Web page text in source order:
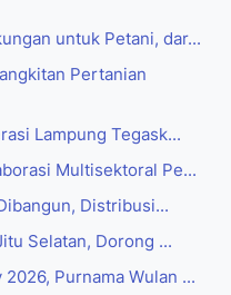
untuk Petani, dar...
Pertanian
Lampung Tegask...
Multisektoral Pe...
Distribusi...
Selatan, Dorong ...
Purnama Wulan ...